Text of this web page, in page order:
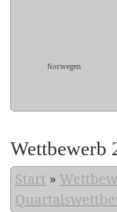
Norwegen
Wettbewerb
Start »